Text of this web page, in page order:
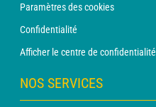
Paramètres des cookies
Confidentialité
Afficher le centre de confidentialité
NOS SERVICES